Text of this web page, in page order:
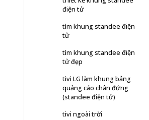
điện tử
tìm khung standee điện
tử
tìm khung standee điện
tử đẹp
tivi LG làm khung bảng
quảng cáo chân đứng
(standee điện tử)
tivi ngoài trời